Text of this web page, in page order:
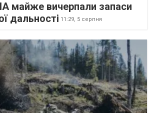
майже вичерпали запаси
дальності 11:29, 5 серпня